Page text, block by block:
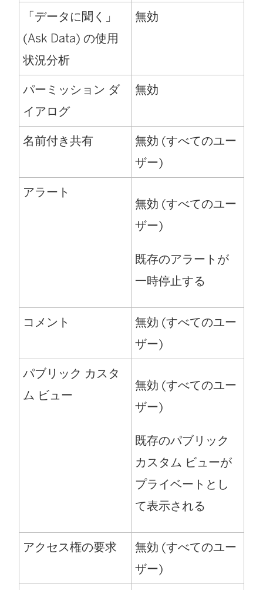
「データに聞く」
(Ask Data) の使用
状況分析
無効
パーミッション ダ
イアログ
無効
名前付き共有
無効 (すべてのユー
ザー)
アラート
無効 (すべてのユー
ザー)
既存のアラートが
一時停止する
コメント
無効 (すべてのユー
ザー)
パブリック カスタ
ム ビュー
無効 (すべてのユー
ザー)
既存のパブリック
カスタム ビューが
プライベートとし
て表示される
アクセス権の要求
無効 (すべてのユー
ザー)